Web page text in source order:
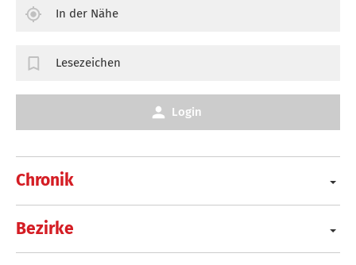
Chronik
Bezirke
In der Nähe
Lesezeichen
Login